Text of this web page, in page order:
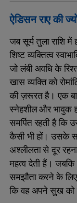
ऐडिसन राए की
जब सूर्य तुला राशि
शिष्ट व्यक्तित्व
जो लंबी अवधि के
खास व्यक्ति को
की ज़रूरत है। एक
स्नेहशील और भावुक
समर्पित रहती है कि
कैसी भी हों। उसके
अश्लीलता से दूर
महत्व देती हैं।
समझौता करने के लिए
कि वह अपने सुख को